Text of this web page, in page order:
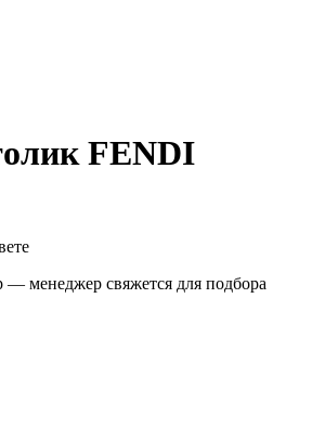
FENDI
— менеджер свяжется для подбора